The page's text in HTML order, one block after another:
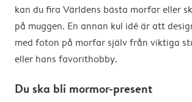
kan du fira Världens bästa morfar eller
på muggen. En annan kul idé är att
med foton på morfar själv från viktiga
eller hans favorithobby.
Du ska bli mormor-present